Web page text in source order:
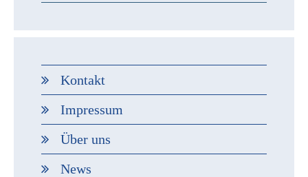
Kontakt
Impressum
Über uns
News